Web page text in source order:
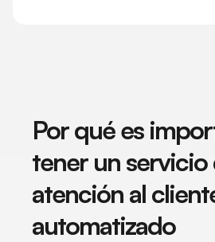
Por qué es
tener un servicio
atención al
automatizado